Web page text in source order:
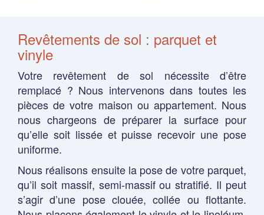
Revêtements de sol : parquet et
vinyle
Votre revêtement de sol nécessite d’être
remplacé ? Nous intervenons dans toutes les
pièces de votre maison ou appartement. Nous
nous chargeons de préparer la surface pour
qu’elle soit lissée et puisse recevoir une pose
uniforme.
Nous réalisons ensuite la pose de votre parquet,
qu’il soit massif, semi-massif ou stratifié. Il peut
s’agir d’une pose clouée, collée ou flottante.